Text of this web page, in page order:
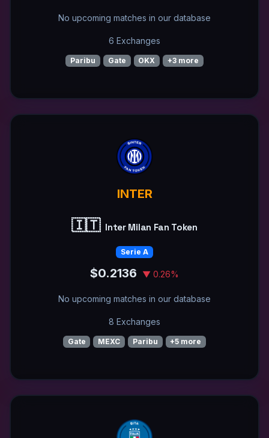
No upcoming matches in our database
6 Exchanges
Paribu Gate OKX +3 more
INTER
🇮🇹 Inter Milan Fan Token
Serie A
$0.2136 ▼ 0.26%
No upcoming matches in our database
8 Exchanges
Gate MEXC Paribu +5 more